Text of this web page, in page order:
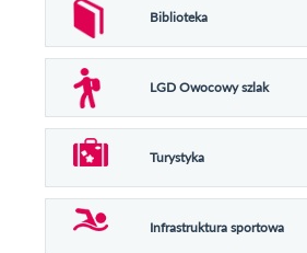
Biblioteka
LGD Owocowy szlak
Turystyka
Infrastruktura sportowa